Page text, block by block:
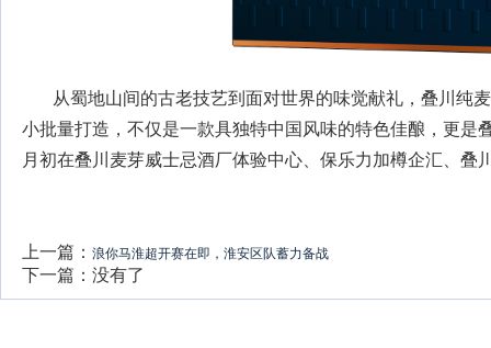
从蜀地山间的古老技艺到面对世界的味觉献礼，叠川纯
小批量打造，不仅是一款具独特中国风味的特色佳酿，更
月初在叠川麦芽威士忌酒厂体验中心、保乐力加樽企汇、
上一篇： 浪你马淮超开赛在即，淮安区队蓄力备战
下一篇：没有了